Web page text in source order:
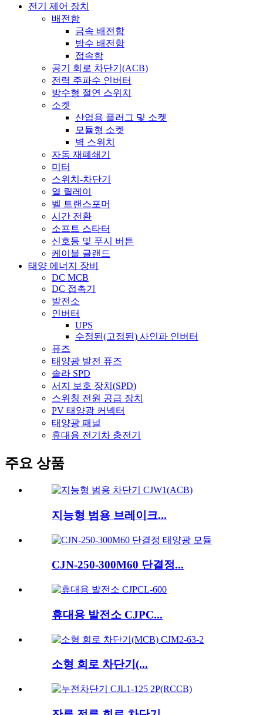
전기 제어 장치
배전함
금속 배전함
방수 배전함
접속함
공기 회로 차단기(ACB)
전력 주파수 인버터
방수형 절연 스위치
소켓
산업용 플러그 및 소켓
모듈형 소켓
벽 스위치
자동 재폐쇄기
미터
스위치-차단기
열 릴레이
벨 트랜스포머
시간 전환
소프트 스타터
신호등 및 푸시 버튼
케이블 글랜드
태양 에너지 장비
DC MCB
DC 접촉기
발전소
인버터
UPS
수정된(고정된) 사인파 인버터
퓨즈
태양광 발전 퓨즈
솔라 SPD
서지 보호 장치(SPD)
스위칭 전원 공급 장치
PV 태양광 커넥터
태양광 패널
휴대용 전기차 충전기
주요 상품
지능형 범용 브레이크...
CJN-250-300M60 단결정...
휴대용 발전소 CJPC...
소형 회로 차단기(...